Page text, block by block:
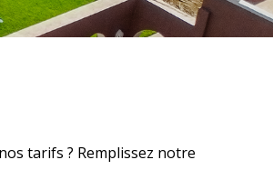
tarifs ? Remplissez notre